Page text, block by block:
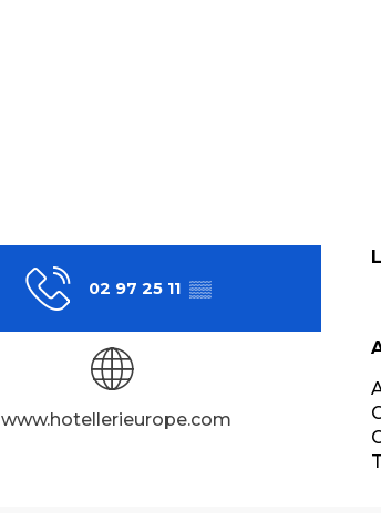
02 97 25 11 ▒▒
www.hotellerieurope.com